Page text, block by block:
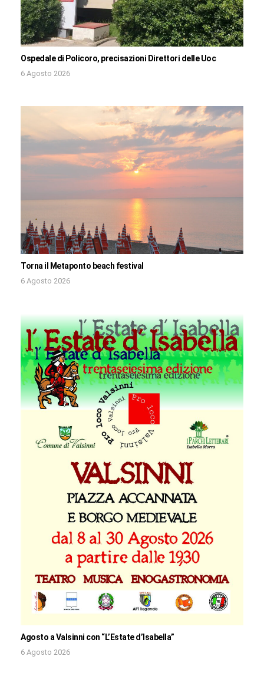
Ospedale di Policoro, precisazioni Direttori delle Uoc
6 Agosto 2026
Torna il Metaponto beach festival
6 Agosto 2026
Agosto a Valsinni con “L’Estate d’Isabella”
6 Agosto 2026